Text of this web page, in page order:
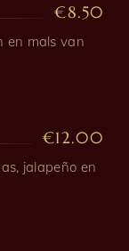
€8.50
en mals van
€12.00
jalapeño en